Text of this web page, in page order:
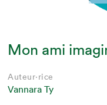
Mon ami
Auteur·rice
Vannara Ty